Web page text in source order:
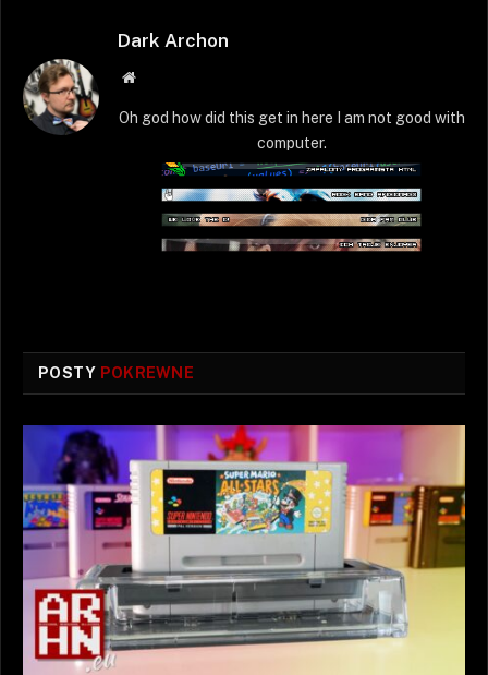
Dark Archon
Strona
Oh god how did this get in here I am not good with
computer.
POSTY POKREWNE